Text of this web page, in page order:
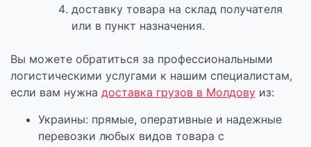
доставку товара на склад получателя
или в пункт назначения.
Вы можете обратиться за профессиональными
логистическими услугами к нашим специалистам,
если вам нужна доставка грузов в Молдову из:
Украины: прямые, оперативные и надежные
перевозки любых видов товара с